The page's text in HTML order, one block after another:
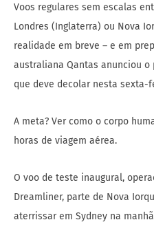
Voos regulares sem escalas
Londres (Inglaterra) ou Nova
realidade em breve – e em
australiana Qantas anunciou
que deve decolar nesta sexta-
A meta? Ver como o corpo
horas de viagem aérea.
O voo de teste inaugural,
Dreamliner, parte de Nova
aterrissar em Sydney na